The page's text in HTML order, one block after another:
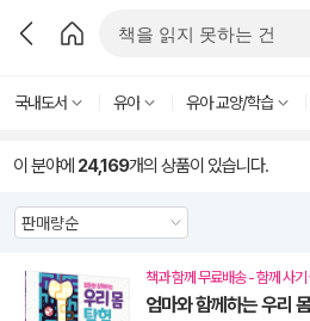
국내도서 유아 유아 교양/학습
이 분야에 24,169개의 상품이 있습니다.
책과 함께 무료배송 - 함께 사기
엄마와 함께하는 우리